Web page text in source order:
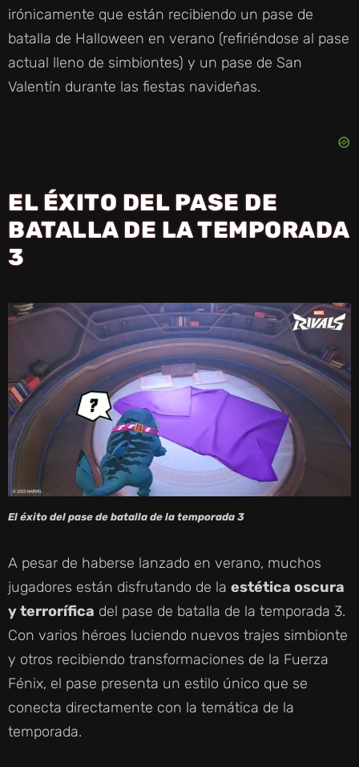
irónicamente que están recibiendo un pase de
batalla de Halloween en verano (refiriéndose al pase
actual lleno de simbiontes) y un pase de San
Valentín durante las fiestas navideñas.
EL ÉXITO DEL PASE DE
BATALLA DE LA TEMPORADA
3
El éxito del pase de batalla de la temporada 3
A pesar de haberse lanzado en verano, muchos
jugadores están disfrutando de la estética oscura
y terrorífica del pase de batalla de la temporada 3.
Con varios héroes luciendo nuevos trajes simbionte
y otros recibiendo transformaciones de la Fuerza
Fénix, el pase presenta un estilo único que se
conecta directamente con la temática de la
temporada.